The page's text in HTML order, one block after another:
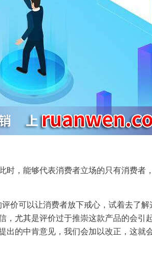
时，能够代表消费者立场的只有消费
价可以让消费者放下戒心，试着去了解
，尤其是评价过于推崇这款产品的会引
出的中肯意见，我们会加以改正，这就